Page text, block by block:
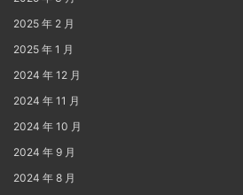
2025 年 2 月
2025 年 1 月
2024 年 12 月
2024 年 11 月
2024 年 10 月
2024 年 9 月
2024 年 8 月